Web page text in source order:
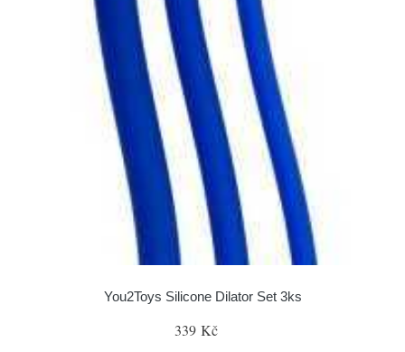
You2Toys Silicone Dilator Set 3ks
339 Kč